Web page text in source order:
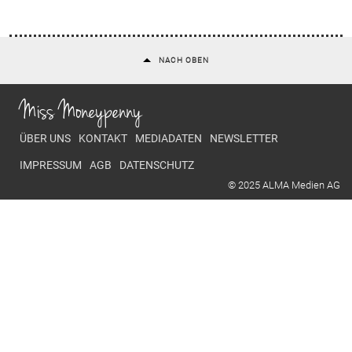
NACH OBEN
Miss Moneypenny
Footer menu
ÜBER UNS KONTAKT MEDIADATEN NEWSLETTER
IMPRESSUM AGB DATENSCHUTZ
© 2025 ALMA Medien AG